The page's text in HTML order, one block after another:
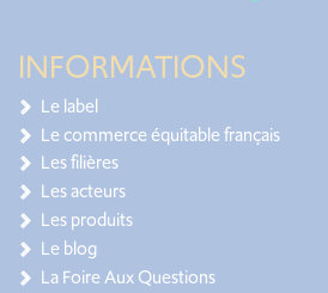
INFORMATIONS
Le label
Le commerce équitable français
Les filières
Les acteurs
Les produits
Le blog
La Foire Aux Questions